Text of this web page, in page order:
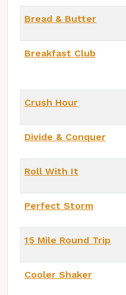
Bread & Butter
Breakfast Club
Crush Hour
Divide & Conquer
Roll With It
Perfect Storm
15 Mile Round Trip
Cooler Shaker